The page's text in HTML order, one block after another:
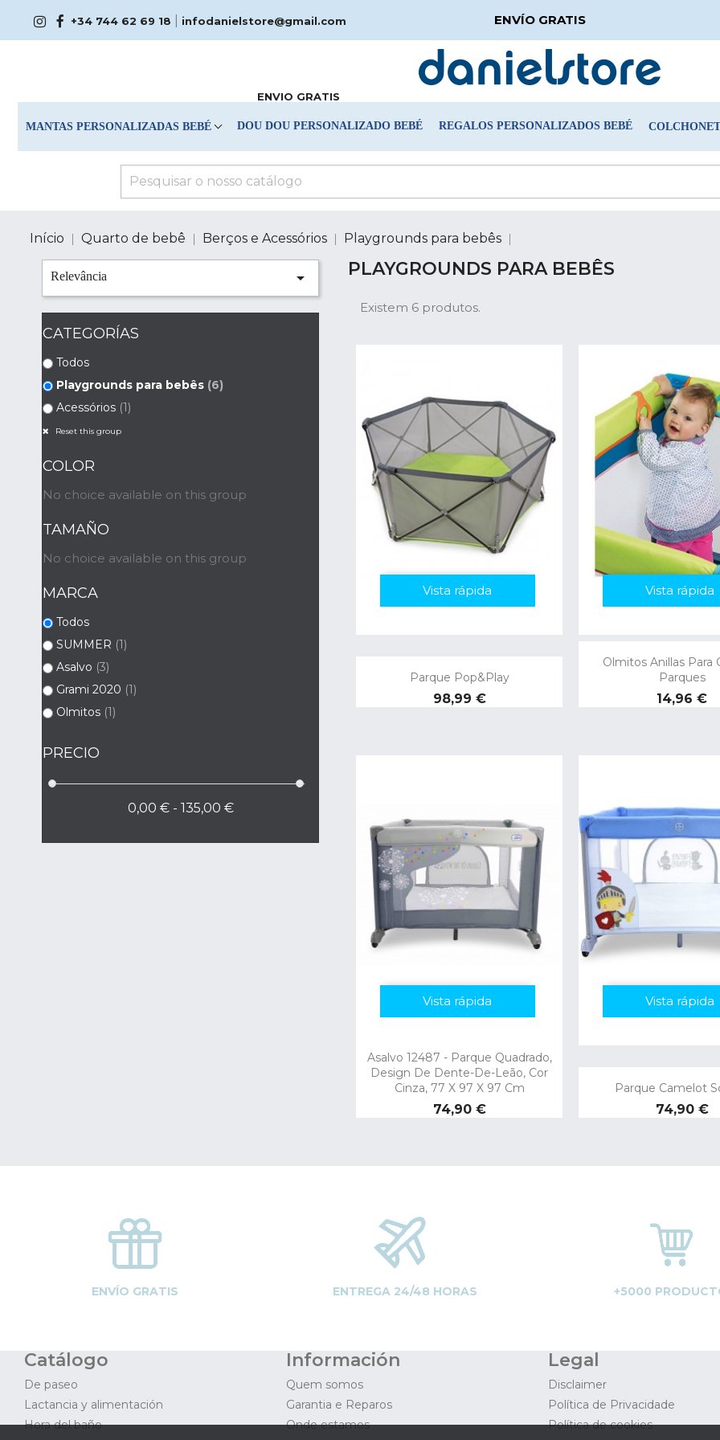
+34 744 62 69 18 infodanielstore@gmail.com ENVÍO GRATIS
ENVIO GRATIS
MANTAS PERSONALIZADAS BEBÉ DOU DOU PERSONALIZADO BEBÉ REGALOS PERSONALIZADOS BEBÉ
Início Quarto de bebê Berços e Acessórios Playgrounds para bebês
Relevância 
CATEGORÍAS
Todos
Playgrounds para bebês (6)
Acessórios (1)
Reset this group
COLOR
No choice available on this group
TAMAÑO
No choice available on this group
MARCA
Todos
SUMMER (1)
Asalvo (3)
Grami 2020 (1)
Olmitos (1)
PRECIO
0,00 € - 135,00 €
PLAYGROUNDS PARA BEBÊS
Existem 6 produtos.
Parque Pop&Play
Preço
98,99 €
Vista rápida
Olmitos Anillas Para
Parques
Preço
14,96 €
Vista rápida
Asalvo 12487 - Parque Quadrado,
Design De Dente-De-Leão, Cor
Cinza, 77 X 97 X 97 Cm
Preço
74,90 €
Vista rápida
Parque Camelot
Preço
74,90 €
Vista rápida
ENVÍO GRATIS ENTREGA 24/48 HORAS +5000
Catálogo
De paseo
Lactancia y alimentación
Hora del baño
Información
Quem somos
Garantia e Reparos
Onde estamos
Legal
Disclaimer
Política de Privacidade
Política de cookies